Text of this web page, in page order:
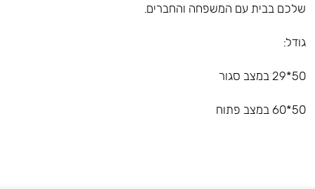
שלכם בבית עם המשפחה והחברים.
גודל:
50*29 במצב סגור
50*60 במצב פתוח